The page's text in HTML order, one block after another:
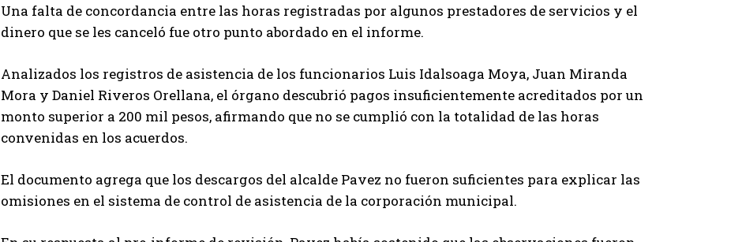
Una falta de concordancia entre las horas registradas por algunos prestadores de servicios y el
dinero que se les canceló fue otro punto abordado en el informe.
Analizados los registros de asistencia de los funcionarios Luis Idalsoaga Moya, Juan Miranda
Mora y Daniel Riveros Orellana, el órgano descubrió pagos insuficientemente acreditados por un
monto superior a 200 mil pesos, afirmando que no se cumplió con la totalidad de las horas
convenidas en los acuerdos.
El documento agrega que los descargos del alcalde Pavez no fueron suficientes para explicar las
omisiones en el sistema de control de asistencia de la corporación municipal.